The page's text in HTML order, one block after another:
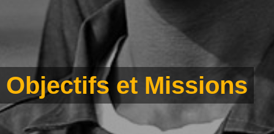
Objectifs et Missions